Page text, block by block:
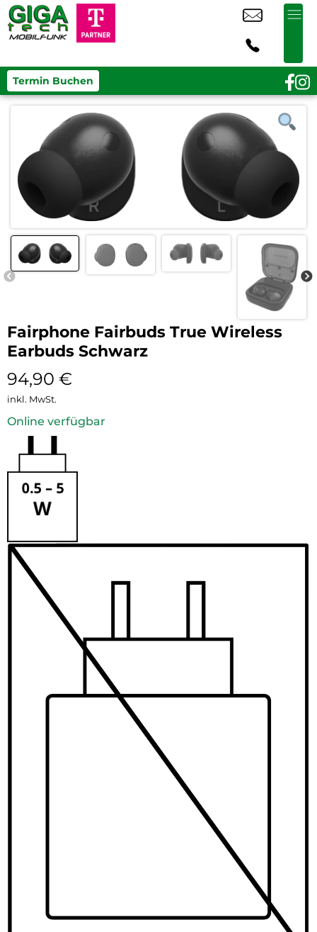
Termin Buchen
Fairphone Fairbuds True Wireless
Earbuds Schwarz
94,90 €
inkl. MwSt.
Online verfügbar